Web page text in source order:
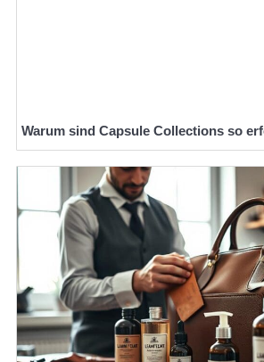
Warum sind Capsule Collections so